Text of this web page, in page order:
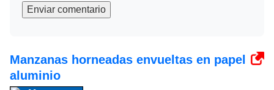
Enviar comentario
Manzanas horneadas envueltas en papel
aluminio